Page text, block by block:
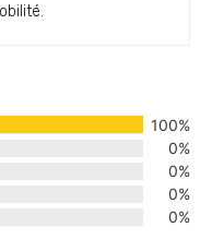
100%
0%
0%
0%
0%